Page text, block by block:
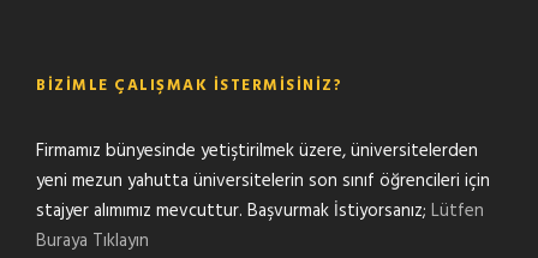
BIZIMLE ÇALIŞMAK İSTERMISINIZ?
Firmamız bünyesinde yetiştirilmek üzere, üniversitelerden
yeni mezun yahutta üniversitelerin son sınıf öğrencileri için
stajyer alımımız mevcuttur. Başvurmak İstiyorsanız; Lütfen
Buraya Tıklayın